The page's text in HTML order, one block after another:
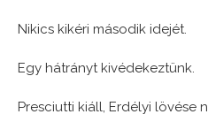
Nikics kikéri második idejét.
Egy hátrányt kivédekeztünk.
Presciutti kiáll, Erdélyi lövése